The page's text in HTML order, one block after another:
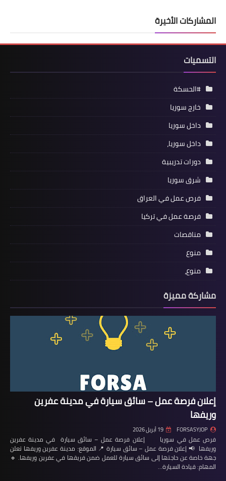
المشاركات الأخيرة
التسميات
#الحسكة
خارج سوريا
داخل سوريا
داخل سوريا،
دورات تدريبية
شرق سوريا
فرص عمل في العراق
فرصة عمل في تركيا
مناقصات
منوع
منوع،
مشاركة مميزة
إعلان فرصة عمل – سائق سيارة في مدينة عفرين
وريفها
FORSASYJOP 19 أبريل 2026
فرص عمل في سوريا إعلان فرصة عمل – سائق سيارة في مدينة عفرين
وريفها 📢 إعلان فرصة عمل – سائق سيارة 📍 الموقع: مدينة عفرين وريفها تعلن
جهة خاصة عن حاجتها إلى سائق سيارة للعمل ضمن فريقها في عفرين وريفها. 🔹
المهام: قيادة السيارة…